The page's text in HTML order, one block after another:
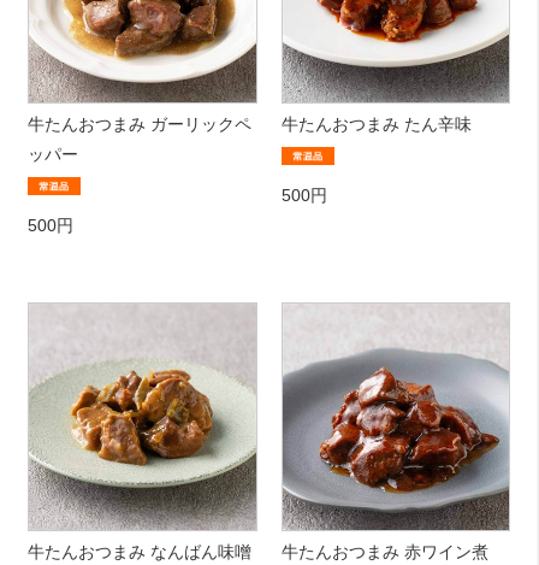
牛たんおつまみ ガーリックペ
ッパー
500円
牛たんおつまみ たん辛味
500円
牛たんおつまみ なんばん味噌 牛たんおつまみ 赤ワイン煮